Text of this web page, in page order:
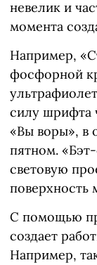
невелик и
момента
Например,
фосфорной
силу шрифта
«Вы воры», в
пятном.
световую
поверхность
С помощью
создает
Например,